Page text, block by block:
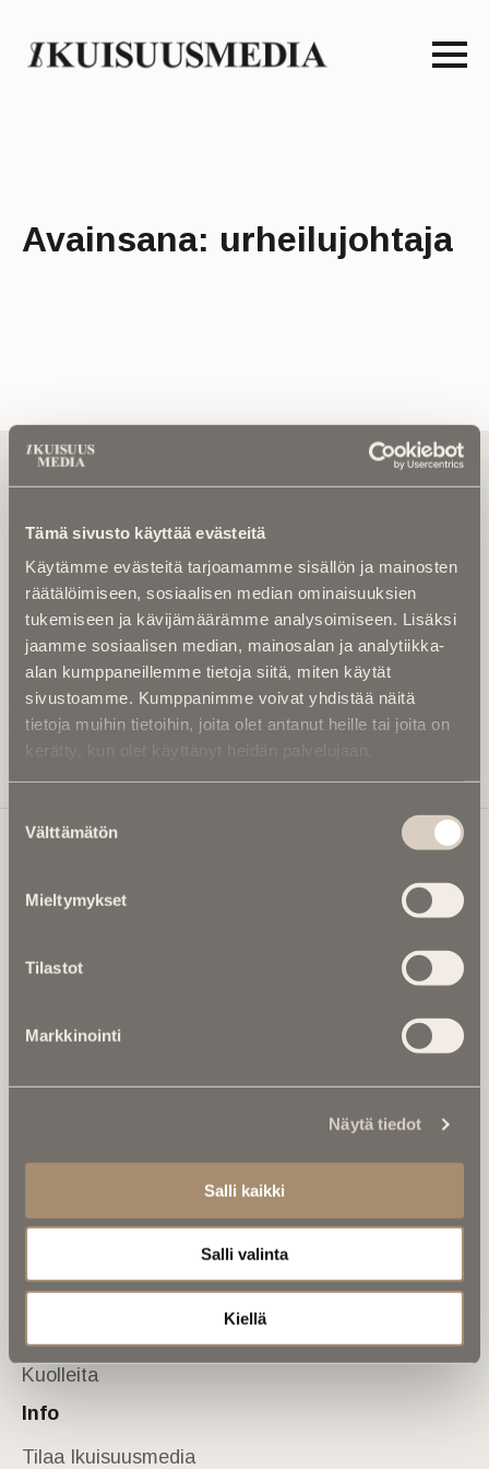
Tämä sivusto käyttää evästeitä
Käytämme evästeitä tarjoamamme sisällön ja mainosten
räätälöimiseen, sosiaalisen median ominaisuuksien
tukemiseen ja kävijämäärämme analysoimiseen. Lisäksi
jaamme sosiaalisen median, mainosalan ja analytiikka-
alan kumppaneillemme tietoja siitä, miten käytät
sivustoamme. Kumppanimme voivat yhdistää näitä
tietoja muihin tietoihin, joita olet antanut heille tai joita on
kerätty, kun olet käyttänyt heidän palvelujaan.
valinta
Välttämätön
Mieltymykset
Tilastot
Markkinointi
Näytä tiedot
Salli kaikki
Salli valinta
Kiellä
Avainsana: urheilujohtaja
Tilaa uutiskirje - Pääset heti parhaiden
artikkelien pariin!
Kirjoita alle sähköpostiosoitteesi niin saat kaksi kertaa
etteivät kiinnostavat artikkelit jää huomaamatta.
Uutiskirje on maksuton eikä se velvoita mihinkään.
Kirjoita tähän sähköpostiosoite, johon haluat uutiskirjeen
tulevan:
Tilaa Uutiskirje
Ikuisuusmedia
valtakunnallinen mediabrändi. Julkaisemme uusimmat
kuolinuutiset ja kuolintiedot.
Anna palautetta
Muistokirjoituksia
Kuolema koskettaa
Asiantuntijoilta
Kuolleita
Info
Tilaa Ikuisuusmedia